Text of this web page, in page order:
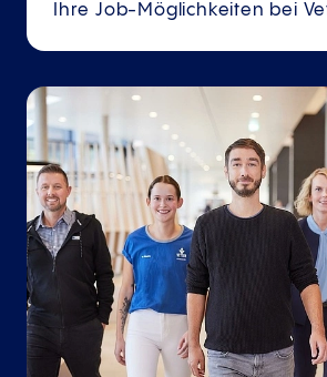
Ihre Job-Möglichkeiten bei